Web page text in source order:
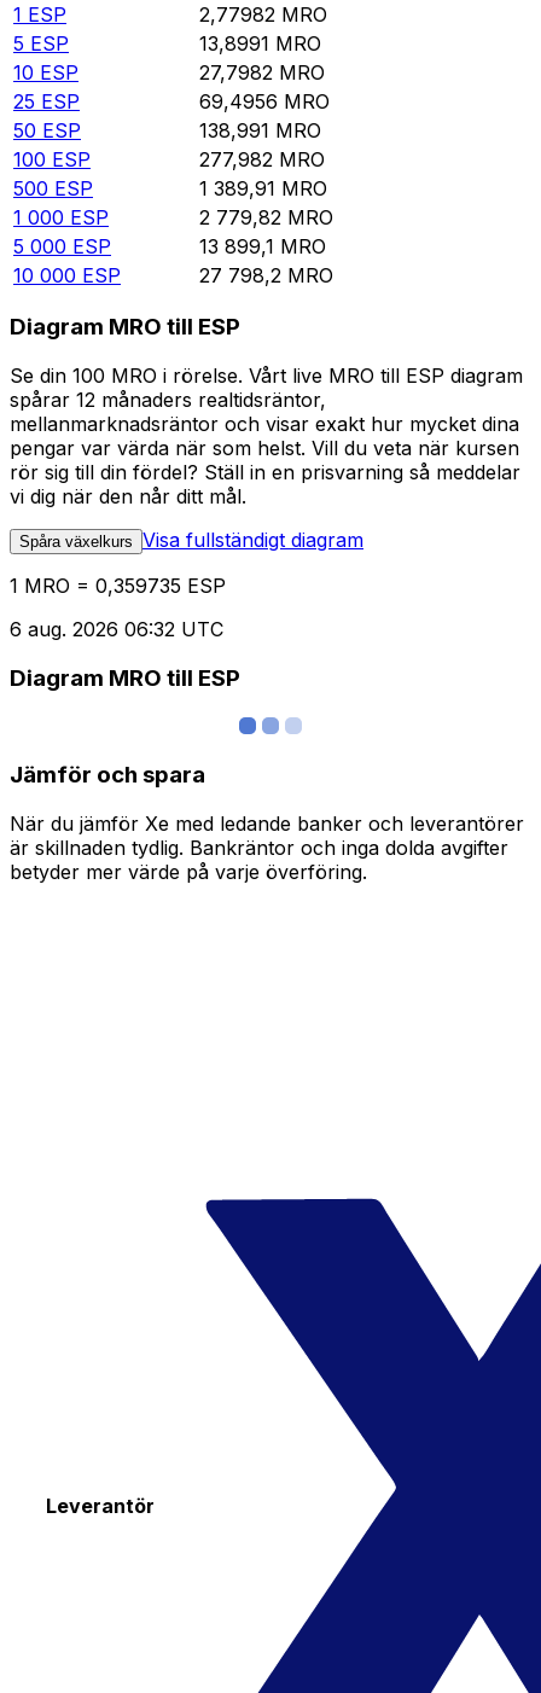
1 ESP 2,77982 MRO
5 ESP 13,8991 MRO
10 ESP 27,7982 MRO
25 ESP 69,4956 MRO
50 ESP 138,991 MRO
100 ESP 277,982 MRO
500 ESP 1 389,91 MRO
1 000 ESP 2 779,82 MRO
5 000 ESP 13 899,1 MRO
10 000 ESP 27 798,2 MRO
Diagram MRO till ESP
Se din 100 MRO i rörelse. Vårt live MRO till ESP diagram
spårar 12 månaders realtidsräntor,
mellanmarknadsräntor och visar exakt hur mycket dina
pengar var värda när som helst. Vill du veta när kursen
rör sig till din fördel? Ställ in en prisvarning så meddelar
vi dig när den når ditt mål.
Spåra växelkurs Visa fullständigt diagram
1 MRO = 0,359735 ESP
6 aug. 2026 06:32 UTC
Diagram MRO till ESP
Jämför och spara
När du jämför Xe med ledande banker och leverantörer
är skillnaden tydlig. Bankräntor och inga dolda avgifter
betyder mer värde på varje överföring.
Leverantör